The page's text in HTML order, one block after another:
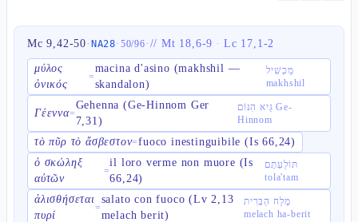
Mc 9,42-50· NA28· 50/96· //Mt 18,6-9 · Lc 17,1-2
μύλος
ὀνικός
=
macina d'asino (makhshil —
skandalon)
מַכְשִׁיל
makhshil
Γέεννα=
Gehenna (Ge-Hinnom Ger
7,31)
גֵּיא הִנּוֹם Ge-
Hinnom
τὸ πῦρ τὸ ἄσβεστον=fuoco inestinguibile (Is 66,24)
ὁ σκώληξ
αὐτῶν
=
il loro verme non muore (Is
66,24)
תּוֹלַעְתָּם
tola'tam
ἁλισθήσεται
πυρί
=
salato con fuoco (Lv 2,13
melach berit)
מֶלַח הַבְּרִית
melach ha-berit